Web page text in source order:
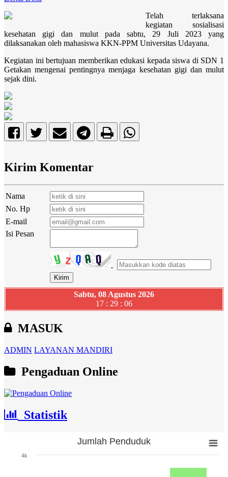
Telah terlaksana
kegiatan sosialisasi
kesehatan gigi dan mulut pada sabtu, 29 Juli 2023 yang
dilaksanakan oleh mahasiswa KKN-PPM Universitas Udayana.
Kegiatan ini bertujuan memberikan edukasi kepada siswa di SDN 1
Getakan mengenai pentingnya menjaga kesehatan gigi dan mulut
sejak dini.
Kirim Komentar
Nama
No. Hp
E-mail
Isi Pesan
Sabtu, 08 Agustus 2026
17 : 29 : 06
MASUK
ADMIN LAYANAN MANDIRI
Pengaduan Online
Statistik
Jumlah Penduduk
4k